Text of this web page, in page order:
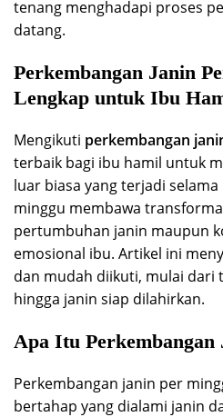
tenang menghadapi proses
datang.
Perkembangan Janin
Lengkap untuk Ibu
Mengikuti perkembangan
terbaik bagi ibu hamil untuk
luar biasa yang terjadi
minggu membawa
pertumbuhan janin maupun
emosional ibu. Artikel ini
dan mudah diikuti, mulai dari
hingga janin siap dilahirkan.
Apa Itu
Perkembangan janin per
bertahap yang dialami janin